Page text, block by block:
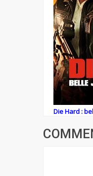
Die Hard :